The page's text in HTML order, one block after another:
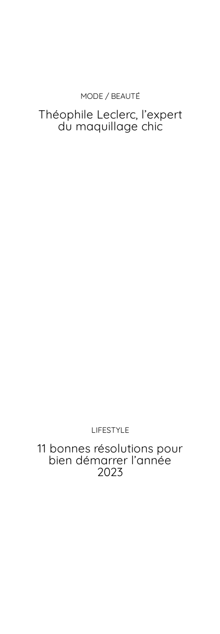
MODE / BEAUTÉ
Théophile Leclerc, l’expert
du maquillage chic
LIFESTYLE
11 bonnes résolutions pour
bien démarrer l’année
2023